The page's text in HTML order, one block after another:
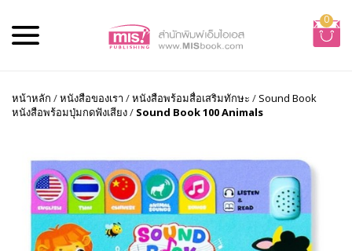
0
หน้าหลัก /หนังสือของเรา /หนังสือพร้อมสื่อเสริมทักษะ / Sound Book
หนังสือพร้อมปุ่มกดฟังเสียง/ Sound Book 100 Animals